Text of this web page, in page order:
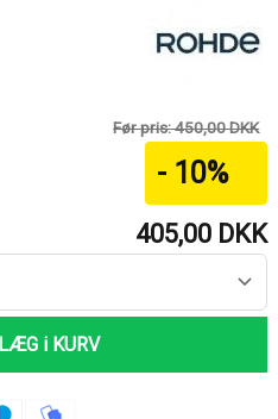
Før pris: 450,00 DKK
- 10%
405,00 DKK
LÆG i KURV